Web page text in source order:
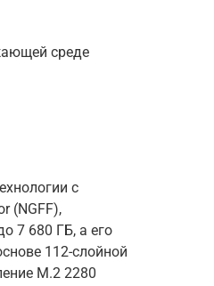
среде
с
(NGFF),
7 680 ГБ, а его
112-слойной
M.2 2280